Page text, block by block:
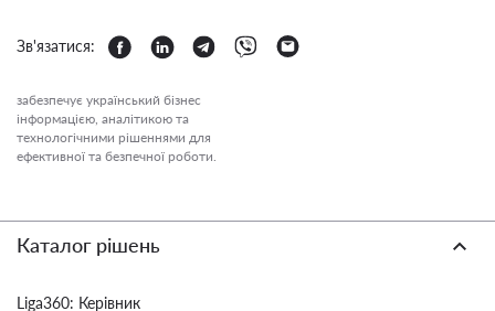
Зв'язатися:
забезпечує український бізнес
інформацією, аналітикою та
технологічними рішеннями для
ефективної та безпечної роботи.
Каталог рішень
Liga360: Керівник